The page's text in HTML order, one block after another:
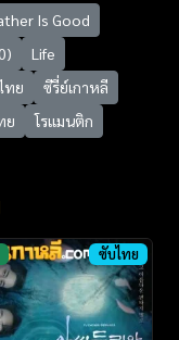
Is Good
Life
ทย
ซีรี่ย์เกาหลี
ย โรแมนติก
ซับไทย